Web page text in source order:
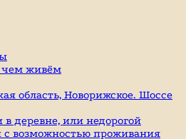
чем живём
область, Новорижское. Шоссе
деревне, или недорогой
с возможностью проживания